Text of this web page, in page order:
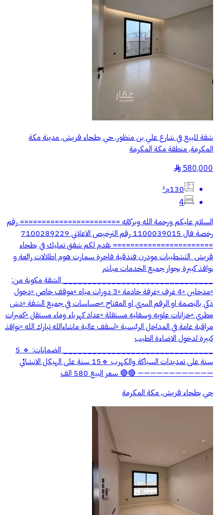
شقة للبيع في شارع علي بن منظور, حي بطحاء قريش, مدينة مكة
المكرمة, منطقة مكة المكرمة
580,000
§
130م²
4
السلام عليكم ورحمة الله وبركاته ======================= رقم
رخصة فال 1100039015 رقم الترخيص الاعلاني 7100289229
======================= نقدم لكم شقق تمليك في بطحاء
قريش ‏‎ التشطيبات مودرن فندقية فاخرة سمارت هوم اطلالات رائعة و
نوافذ كبيرة بجوار جميع الخدمات مباشر
_______________________________ الشقة مكونة من:
▫مدخلين ▫4 غرف ▫غرفة خادمة ▫3 دورات مياه ▫موقف خاص ▫دخول
ذكي بالبصمة او الرقم السري او المفتاح ▫حساسات في جميع الشقة ▫دش
مطري ▫خزانات علويه وسفليه مستقلة ▫عداد كهرباء وماء مستقل ▫كميرات
مراقبة عامة في المداخل الرئيسية ▫اسقف عالية ماشاءالله تبارك الله ▫نوافذ
كبيرة لدخول الاضاءة الطيب
_______________________________ الضمانات: 🔹 5
سنة على تمديدات السباكة والكهرب 🔹15 سنة على الهيكل الانشائي
———————————— 🔴🔴 سعر البيع 580 الف
حي بطحاء قريش, مكة المكرمة